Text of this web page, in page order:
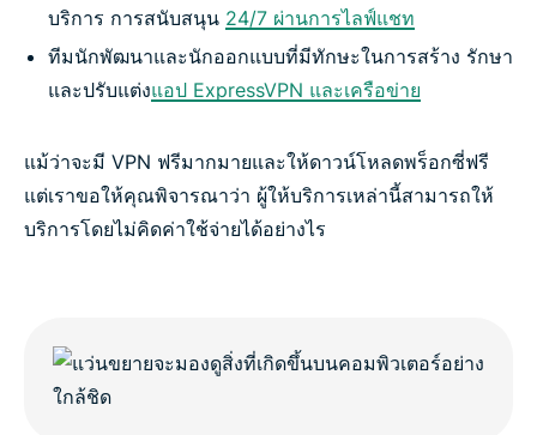
เรียนรู้เพิ่มเติมเกี่ยวกับการใช้ VPN
บริการ การสนับสนุน 24/7 ผ่านการไลฟ์แชท
ทีมนักพัฒนาและนักออกแบบที่มีทักษะในการสร้าง รักษา
และปรับแต่งแอป ExpressVPN และเครือข่าย
แม้ว่าจะมี VPN ฟรีมากมายและให้ดาวน์โหลดพร็อกซี่ฟรี
แต่เราขอให้คุณพิจารณาว่า ผู้ให้บริการเหล่านี้สามารถให้
บริการโดยไม่คิดค่าใช้จ่ายได้อย่างไร